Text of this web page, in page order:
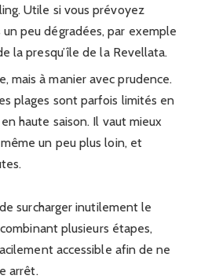
Utile si vous prévoyez
peu dégradées, par exemple
la presqu’île de la Revellata.
mais à manier avec prudence.
plages sont parfois limités en
haute saison. Il vaut mieux
un peu plus loin, et
surcharger inutilement le
plusieurs étapes,
accessible afin de ne
arrêt.